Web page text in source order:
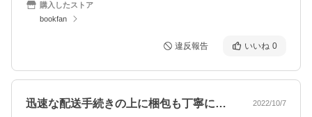
購入したストア
bookfan
違反報告 いいね 0
迅速な配送手続きの上に梱包も丁寧になさ… 2022/10/7